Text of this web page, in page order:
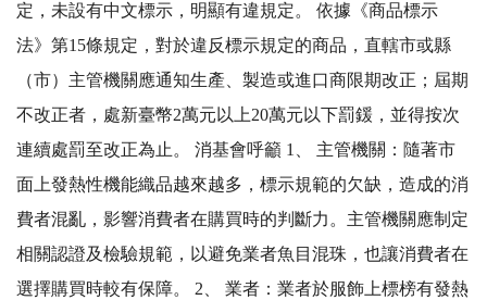
定，未設有中文標示，明顯有違規定。 依據《商品標示
法》第15條規定，對於違反標示規定的商品，直轄市或縣
（市）主管機關應通知生產、製造或進口商限期改正；屆期
不改正者，處新臺幣2萬元以上20萬元以下罰鍰，並得按次
連續處罰至改正為止。 消基會呼籲 1、 主管機關：隨著市
面上發熱性機能織品越來越多，標示規範的欠缺，造成的消
費者混亂，影響消費者在購買時的判斷力。主管機關應制定
相關認證及檢驗規範，以避免業者魚目混珠，也讓消費者在
選擇購買時較有保障。 2、 業者：業者於服飾上標榜有發熱